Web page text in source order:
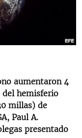
LATINA
aumentaron 4
del hemisferio
millas) de
Paul A.
presentado